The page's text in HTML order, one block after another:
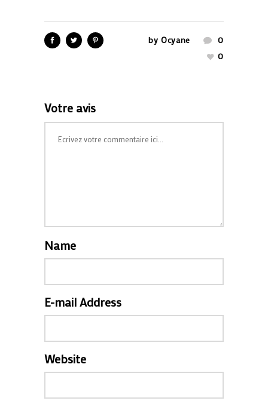
by Ocyane
0
0
Votre avis
Name
E-mail Address
Website